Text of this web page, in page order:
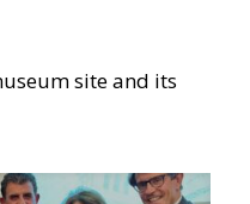
site and its